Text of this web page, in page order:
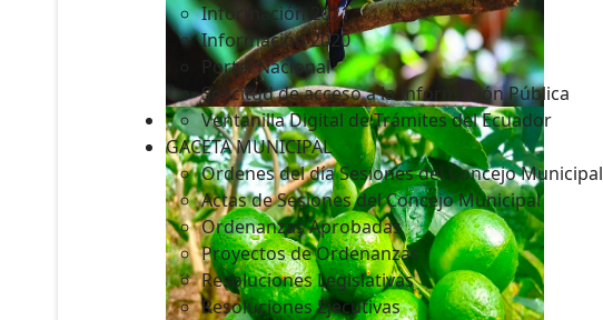
Información 2021
Información 2020
Portal Nacional
Solicitud de acceso a la Información Pública
Ventanilla Digital de Trámites del Ecuador
GACETA MUNICIPAL
Ordenes del día Sesiones del Concejo Municipal
Actas de Sesiones del Concejo Municipal
Ordenanzas Aprobadas
Proyectos de Ordenanzas
Resoluciones Legislativas
Resoluciones Ejecutivas